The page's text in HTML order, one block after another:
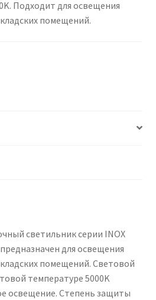
Подходит для освещения
помещений.
светильник серии INOX
для освещения
помещений. Световой
температуре 5000K
освещение. Степень защиты